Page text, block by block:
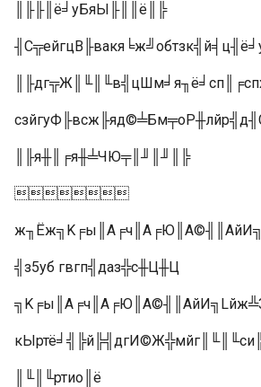
║╟╟║ё╛уБяЫ╟║║ё║╠
║╟я╫║╒я╫╧ЧЮ╤║╜║╜║╠

╣з5уб гвгп╣даз╬с╫Ц╫Ц
║╙║╙ртио║ё